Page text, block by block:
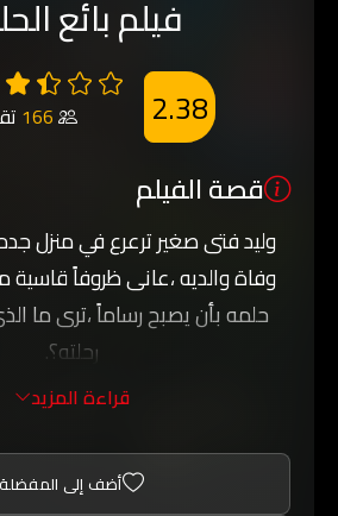
فيلم بائع
166 2.38
قصة الفيلم
وليد فتى صغير ترعرع في منزل
وفاة والديه ،عانى ظروفاً
حلمه بأن يصبح رساماً ،ترى ما
رحلته؟.
قراءة المزيد
أضف إلى المفضلة